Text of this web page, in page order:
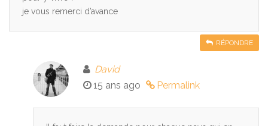
je vous remerci d’avance
RÉPONDRE
David
15 ans ago
Permalink